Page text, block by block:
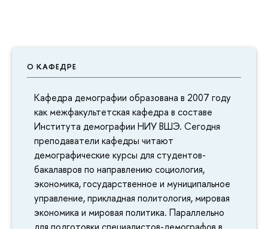
О КАФЕДРЕ
Кафедра демографии образована в 2007 году
как межфакультетская кафедра в составе
Института демографии НИУ ВШЭ. Сегодня
преподаватели кафедры читают
демографические курсы для студентов-
бакалавров по направлению социология,
экономика, государственное и муниципальное
управление, прикладная политология, мировая
экономика и мировая политика. Параллельно